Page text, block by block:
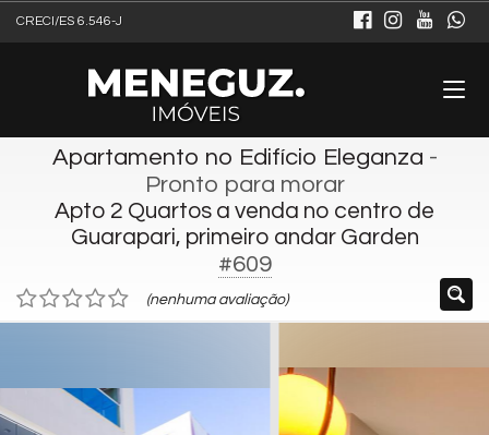
CRECI/ES 6.546-J
Apartamento no Edifício Eleganza -
Pronto para morar
Apto 2 Quartos a venda no centro de
Guarapari, primeiro andar Garden
#609
(nenhuma avaliação)